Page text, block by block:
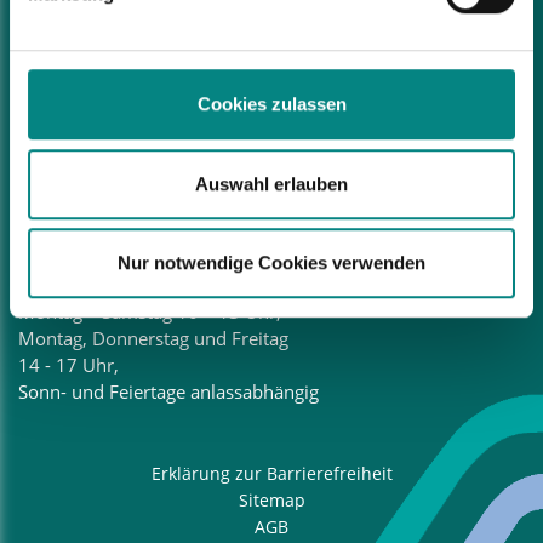
Cookies zulassen
Auswahl erlauben
Nur notwendige Cookies verwenden
49196 Bad Laer
touristinfo@bad-laer.de
Öffnungszeiten
Montag – Samstag 10 – 13 Uhr,
Montag, Donnerstag und Freitag
14 - 17 Uhr,
Sonn- und Feiertage anlassabhängig
Erklärung zur Barrierefreiheit
Sitemap
AGB